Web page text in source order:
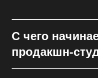
С чего
продакшн-